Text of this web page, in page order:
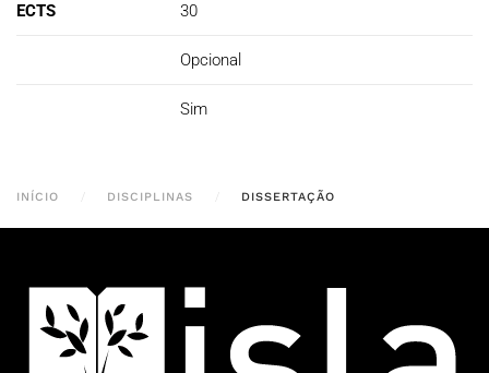
ECTS 30
Opcional
Sim
INÍCIO DISCIPLINAS DISSERTAÇÃO